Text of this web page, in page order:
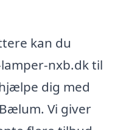
kan du
nxb.dk til
dig med
Vi giver